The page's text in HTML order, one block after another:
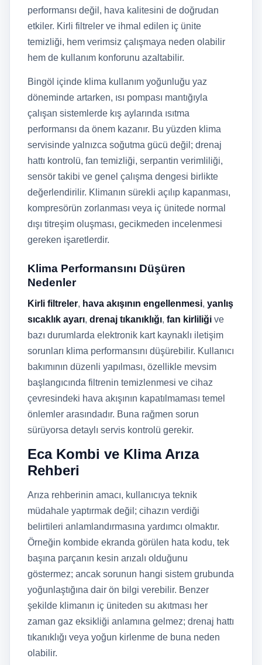
performansı değil, hava kalitesini de doğrudan
etkiler. Kirli filtreler ve ihmal edilen iç ünite
temizliği, hem verimsiz çalışmaya neden olabilir
hem de kullanım konforunu azaltabilir.
Bingöl içinde klima kullanım yoğunluğu yaz
döneminde artarken, ısı pompası mantığıyla
çalışan sistemlerde kış aylarında ısıtma
performansı da önem kazanır. Bu yüzden klima
servisinde yalnızca soğutma gücü değil; drenaj
hattı kontrolü, fan temizliği, serpantin verimliliği,
sensör takibi ve genel çalışma dengesi birlikte
değerlendirilir. Klimanın sürekli açılıp kapanması,
kompresörün zorlanması veya iç ünitede normal
dışı titreşim oluşması, gecikmeden incelenmesi
gereken işaretlerdir.
Klima Performansını Düşüren
Nedenler
Kirli filtreler, hava akışının engellenmesi, yanlış
sıcaklık ayarı, drenaj tıkanıklığı, fan kirliliği ve
bazı durumlarda elektronik kart kaynaklı iletişim
sorunları klima performansını düşürebilir. Kullanıcı
bakımının düzenli yapılması, özellikle mevsim
başlangıcında filtrenin temizlenmesi ve cihaz
çevresindeki hava akışının kapatılmaması temel
önlemler arasındadır. Buna rağmen sorun
sürüyorsa detaylı servis kontrolü gerekir.
Eca Kombi ve Klima Arıza
Rehberi
Arıza rehberinin amacı, kullanıcıya teknik
müdahale yaptırmak değil; cihazın verdiği
belirtileri anlamlandırmasına yardımcı olmaktır.
Örneğin kombide ekranda görülen hata kodu, tek
başına parçanın kesin arızalı olduğunu
göstermez; ancak sorunun hangi sistem grubunda
yoğunlaştığına dair ön bilgi verebilir. Benzer
şekilde klimanın iç üniteden su akıtması her
zaman gaz eksikliği anlamına gelmez; drenaj hattı
tıkanıklığı veya yoğun kirlenme de buna neden
olabilir.